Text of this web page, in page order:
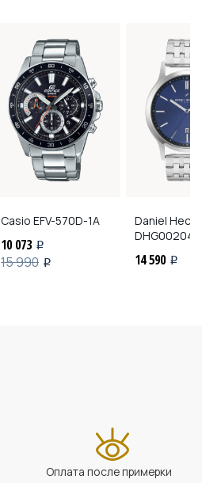
Casio EFV-570D-1A
10 073 i
15 990 i
Daniel
DHG00204
14 590 i
Оплата после примерки